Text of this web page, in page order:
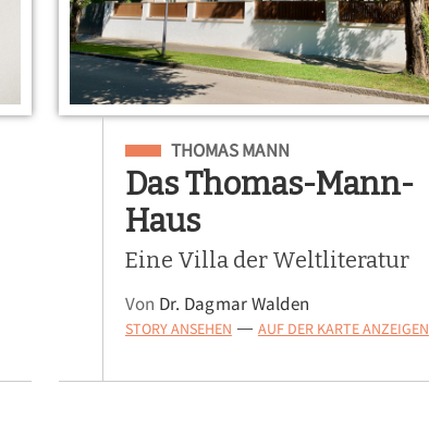
Eingeordnet unter
THOMAS MANN
Das Thomas-Mann-
Haus
Eine Villa der Weltliteratur
Von Dr. Dagmar Walden
STORY ANSEHEN — AUF DER KARTE ANZEIGEN